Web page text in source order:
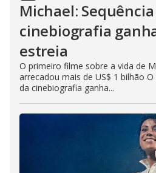
Michael:
cinebiografia
estreia
O primeiro filme sobre a vida de
arrecadou mais de US$ 1 bilhão
da cinebiografia ganha...